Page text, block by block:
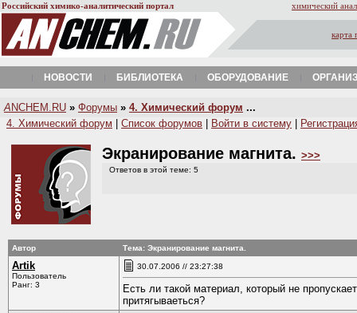
Российский химико-аналитический портал химический
карта
НОВОСТИ БИБЛИОТЕКА ОБОРУДОВАНИЕ
A NCHEM.RU » Форумы » 4. Химический форум ...
4. Химический форум
Список форумов Войти в систему
Экранирование магнита. >>>
Ответов в этой теме: 5
Автор Тема: Экранирование магнита.
Artik
Пользователь
Ранг: 3
30.07.2006 // 23:27:38
Есть ли такой материал, который не
притягываеться?